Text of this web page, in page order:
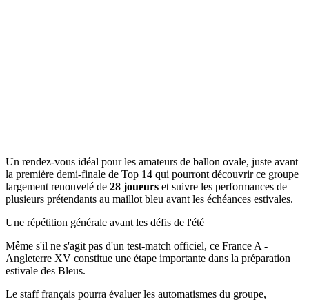
Un rendez-vous idéal pour les amateurs de ballon ovale, juste avant
la première demi-finale de Top 14 qui pourront découvrir ce groupe
largement renouvelé de 28 joueurs et suivre les performances de
plusieurs prétendants au maillot bleu avant les échéances estivales.
Une répétition générale avant les défis de l'été
Même s'il ne s'agit pas d'un test-match officiel, ce France A -
Angleterre XV constitue une étape importante dans la préparation
estivale des Bleus.
Le staff français pourra évaluer les automatismes du groupe,